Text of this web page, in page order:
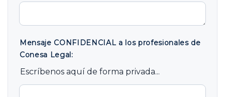
Mensaje CONFIDENCIAL a los profesionales de
Conesa Legal:
Escríbenos aquí de forma privada...